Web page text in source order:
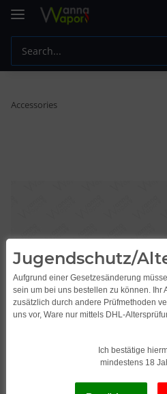
Accessories
Jugendschutz/
Aufgrund einer Gesetzesänderung
sein um bei uns bestellen zu können. Ihr
zusätzlich durch andere Prüfmethoden
uns vor, Ware nur mittels DHL-
Ich bestätige
mindestens 18